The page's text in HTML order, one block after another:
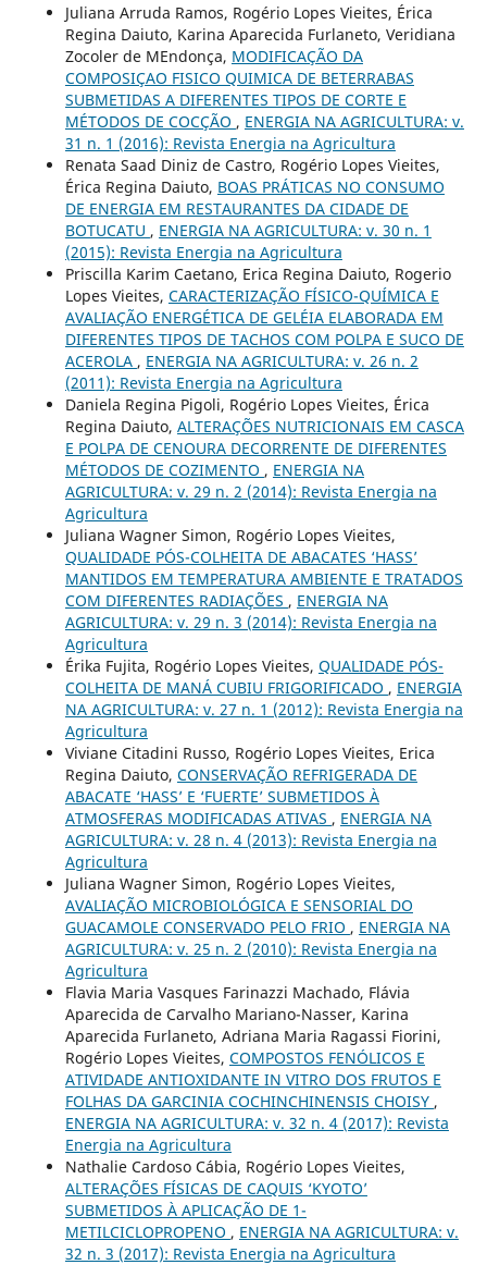
Juliana Arruda Ramos, Rogério Lopes Vieites, Érica
Regina Daiuto, Karina Aparecida Furlaneto, Veridiana
Zocoler de MEndonça, MODIFICAÇÃO DA
COMPOSIÇAO FISICO QUIMICA DE BETERRABAS
SUBMETIDAS A DIFERENTES TIPOS DE CORTE E
MÉTODOS DE COCÇÃO , ENERGIA NA AGRICULTURA: v.
31 n. 1 (2016): Revista Energia na Agricultura
Renata Saad Diniz de Castro, Rogério Lopes Vieites,
Érica Regina Daiuto, BOAS PRÁTICAS NO CONSUMO
DE ENERGIA EM RESTAURANTES DA CIDADE DE
BOTUCATU , ENERGIA NA AGRICULTURA: v. 30 n. 1
(2015): Revista Energia na Agricultura
Priscilla Karim Caetano, Erica Regina Daiuto, Rogerio
Lopes Vieites, CARACTERIZAÇÃO FÍSICO-QUÍMICA E
AVALIAÇÃO ENERGÉTICA DE GELÉIA ELABORADA EM
DIFERENTES TIPOS DE TACHOS COM POLPA E SUCO DE
ACEROLA , ENERGIA NA AGRICULTURA: v. 26 n. 2
(2011): Revista Energia na Agricultura
Daniela Regina Pigoli, Rogério Lopes Vieites, Érica
Regina Daiuto, ALTERAÇÕES NUTRICIONAIS EM CASCA
E POLPA DE CENOURA DECORRENTE DE DIFERENTES
MÉTODOS DE COZIMENTO , ENERGIA NA
AGRICULTURA: v. 29 n. 2 (2014): Revista Energia na
Agricultura
Juliana Wagner Simon, Rogério Lopes Vieites,
QUALIDADE PÓS-COLHEITA DE ABACATES ‘HASS’
MANTIDOS EM TEMPERATURA AMBIENTE E TRATADOS
COM DIFERENTES RADIAÇÕES , ENERGIA NA
AGRICULTURA: v. 29 n. 3 (2014): Revista Energia na
Agricultura
Érika Fujita, Rogério Lopes Vieites, QUALIDADE PÓS-
COLHEITA DE MANÁ CUBIU FRIGORIFICADO , ENERGIA
NA AGRICULTURA: v. 27 n. 1 (2012): Revista Energia na
Agricultura
Viviane Citadini Russo, Rogério Lopes Vieites, Erica
Regina Daiuto, CONSERVAÇÃO REFRIGERADA DE
ABACATE ‘HASS’ E ‘FUERTE’ SUBMETIDOS À
ATMOSFERAS MODIFICADAS ATIVAS , ENERGIA NA
AGRICULTURA: v. 28 n. 4 (2013): Revista Energia na
Agricultura
Juliana Wagner Simon, Rogério Lopes Vieites,
AVALIAÇÃO MICROBIOLÓGICA E SENSORIAL DO
GUACAMOLE CONSERVADO PELO FRIO , ENERGIA NA
AGRICULTURA: v. 25 n. 2 (2010): Revista Energia na
Agricultura
Flavia Maria Vasques Farinazzi Machado, Flávia
Aparecida de Carvalho Mariano-Nasser, Karina
Aparecida Furlaneto, Adriana Maria Ragassi Fiorini,
Rogério Lopes Vieites, COMPOSTOS FENÓLICOS E
ATIVIDADE ANTIOXIDANTE IN VITRO DOS FRUTOS E
FOLHAS DA GARCINIA COCHINCHINENSIS CHOISY ,
ENERGIA NA AGRICULTURA: v. 32 n. 4 (2017): Revista
Energia na Agricultura
Nathalie Cardoso Cábia, Rogério Lopes Vieites,
ALTERAÇÕES FÍSICAS DE CAQUIS ‘KYOTO’
SUBMETIDOS À APLICAÇÃO DE 1-
METILCICLOPROPENO , ENERGIA NA AGRICULTURA: v.
32 n. 3 (2017): Revista Energia na Agricultura